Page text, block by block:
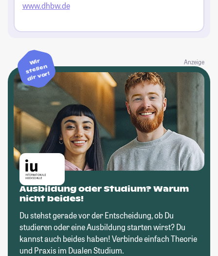
www.dhbw.de
Anzeige
Wir
stellen
dir vor!
Ausbildung oder Studium? Warum
nicht beides!
Du stehst gerade vor der Entscheidung, ob Du
studieren oder eine Ausbildung starten wirst? Du
kannst auch beides haben! Verbinde einfach Theorie
und Praxis im Dualen Studium.